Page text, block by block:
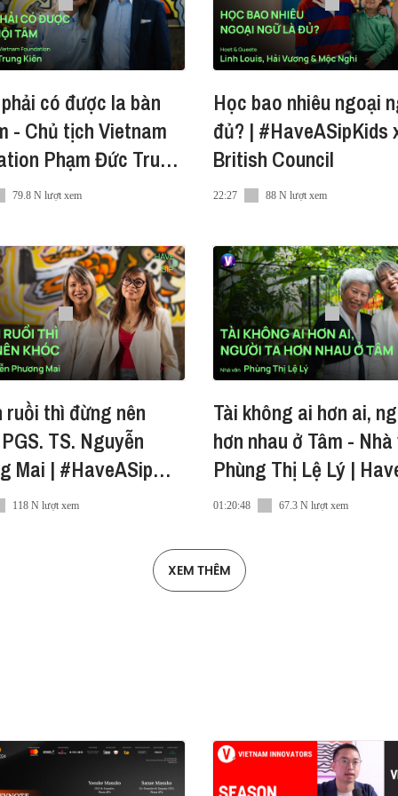
tại địa chỉ email team@vietcetera.com
Sắc.
- Vàng Khởi Sắc biến không gian trở thành nguồn
nhiều điều thú vị đang chờ đợi phía trước.
đọc bài viết và nghe podcast thật mượt mà. Tải ngay tại đây
có được la bàn
- Chủ tịch Vietnam
Phạm Đức Trung
254
79.8 N lượt xem
Học bao nhiêu ngoại
đủ? | #HaveASipKids
British Council
22:27 88 N lượt xem
ruồi thì đừng nên
TS. Nguyễn
Mai | #HaveASip
118 N lượt xem
Tài không ai hơn ai,
hơn nhau ở Tâm -
Phùng Thị Lệ Lý |
#251
01:20:48 67.3 N lượt xem
XEM THÊM